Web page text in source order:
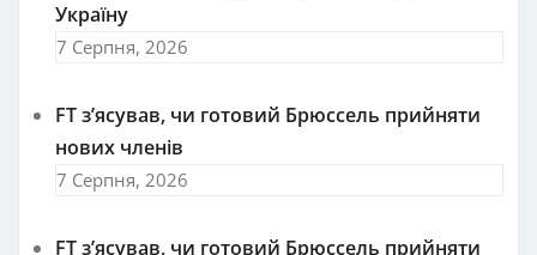
Україну
7 Серпня, 2026
FT зʼясував, чи готовий Брюссель прийняти
нових членів
7 Серпня, 2026
FT зʼясував, чи готовий Брюссель прийняти